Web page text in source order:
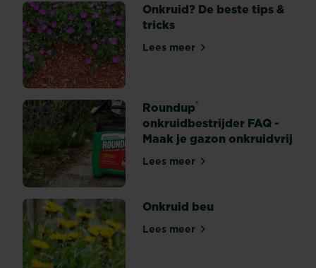
meer
dan
een
plant
die
op
ongewenste
plekken
groeit.
Op
je
piekfijne,
pas
aangelegde
oprit
kan
het
Onkruid? De beste tips &
tricks
Lees meerOnkruid? De beste tips &
Roundup®
onkruidbestrijder FAQ -
Maak je gazon onkruidvrij
Lees meerRoundup®
Onkruid beu
Lees meerOnkruid beu